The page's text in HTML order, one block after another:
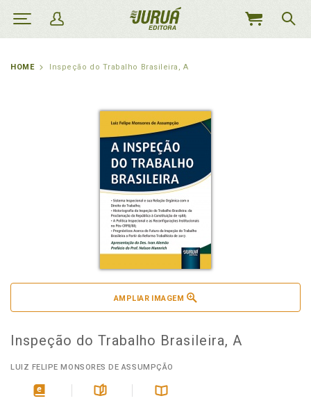
MEU
HOME Inspeção do Trabalho Brasileira, A
AMPLIAR IMAGEM
Inspeção do Trabalho Brasileira, A
LUIZ FELIPE MONSORES DE ASSUMPÇÃO